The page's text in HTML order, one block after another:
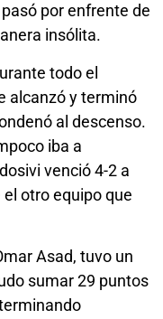
por enfrente de
insólita.
todo el
alcanzó y terminó
al descenso.
iba a
venció 4-2 a
otro equipo que
Asad, tuvo un
sumar 29 puntos